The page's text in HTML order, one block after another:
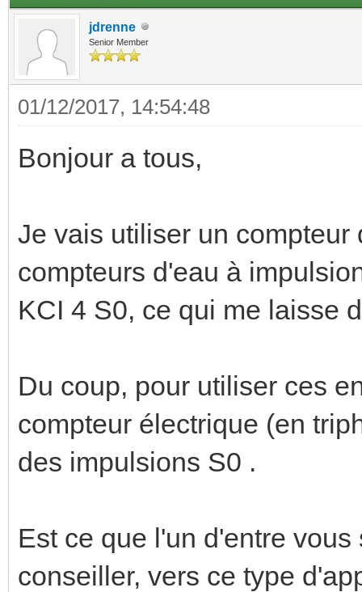
jdrenne
Senior Member
01/12/2017, 14:54:48
Bonjour a tous,
Je vais utiliser un
compteurs d'eau à
KCI 4 S0, ce qui me laisse
Du coup, pour utiliser ces
compteur électrique (en
des impulsions S0 .
Est ce que l'un d'entre
conseiller, vers ce type